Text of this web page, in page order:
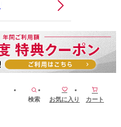
検索 お気に入り カート